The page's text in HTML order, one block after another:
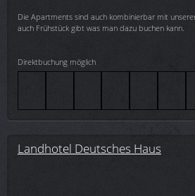
Die Apartments sind auch kombinierbar mit
auch Frühstück gibt was man dazu buchen kann.
Direktbuchung möglich
Landhotel Deutsches Haus